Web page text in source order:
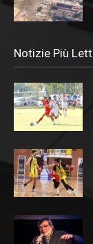
Notizie Più